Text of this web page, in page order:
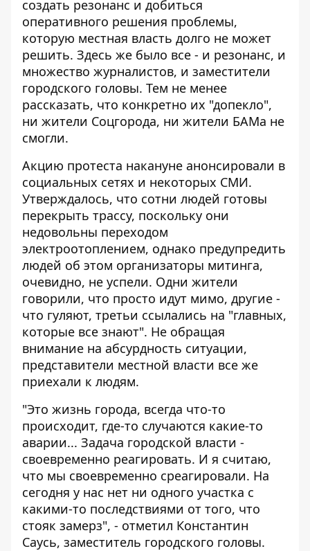
создать резонанс и добиться
оперативного решения проблемы,
которую местная власть долго не может
решить. Здесь же было все - и резонанс, и
множество журналистов, и заместители
городского головы. Тем не менее
рассказать, что конкретно их "допекло",
ни жители Соцгорода, ни жители БАМа не
смогли.
Акцию протеста накануне анонсировали в
социальных сетях и некоторых СМИ.
Утверждалось, что сотни людей готовы
перекрыть трассу, поскольку они
недовольны переходом
электроотоплением, однако предупредить
людей об этом организаторы митинга,
очевидно, не успели. Одни жители
говорили, что просто идут мимо, другие -
что гуляют, третьи ссылались на "главных,
которые все знают". Не обращая
внимание на абсурдность ситуации,
представители местной власти все же
приехали к людям.
"Это жизнь города, всегда что-то
происходит, где-то случаются какие-то
аварии... Задача городской власти -
своевременно реагировать. И я считаю,
что мы своевременно среагировали. На
сегодня у нас нет ни одного участка с
какими-то последствиями от того, что
стояк замерз", - отметил Константин
Саусь, заместитель городского головы.